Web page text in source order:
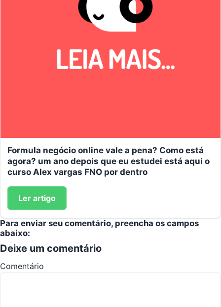
Formula negócio online vale a pena? Como está
agora? um ano depois que eu estudei está aqui o
curso Alex vargas FNO por dentro
Ler artigo
Para enviar seu comentário, preencha os campos
abaixo:
Deixe um comentário
Comentário